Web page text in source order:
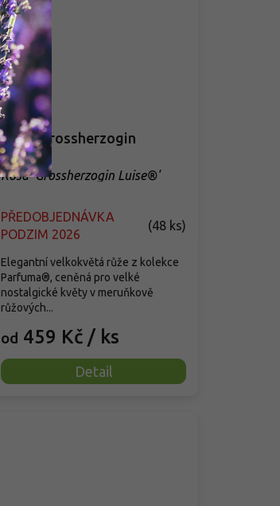
Růže 'Grossherzogin
Luise®'
Rosa 'Grossherzogin Luise®'
PŘEDOBJEDNÁVKA
PODZIM 2026
(48 ks)
od 459 Kč / ks
Detail
Elegantní velkokvětá růže z kolekce
Parfuma®, ceněná pro velké
nostalgické květy v meruňkově
růžových...